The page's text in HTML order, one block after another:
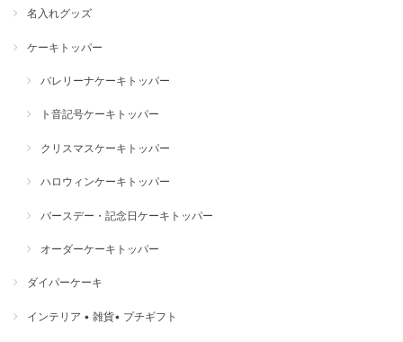
名入れグッズ
ケーキトッパー
バレリーナケーキトッパー
ト音記号ケーキトッパー
クリスマスケーキトッパー
ハロウィンケーキトッパー
バースデー・記念日ケーキトッパー
オーダーケーキトッパー
ダイパーケーキ
インテリア • 雑貨• プチギフト